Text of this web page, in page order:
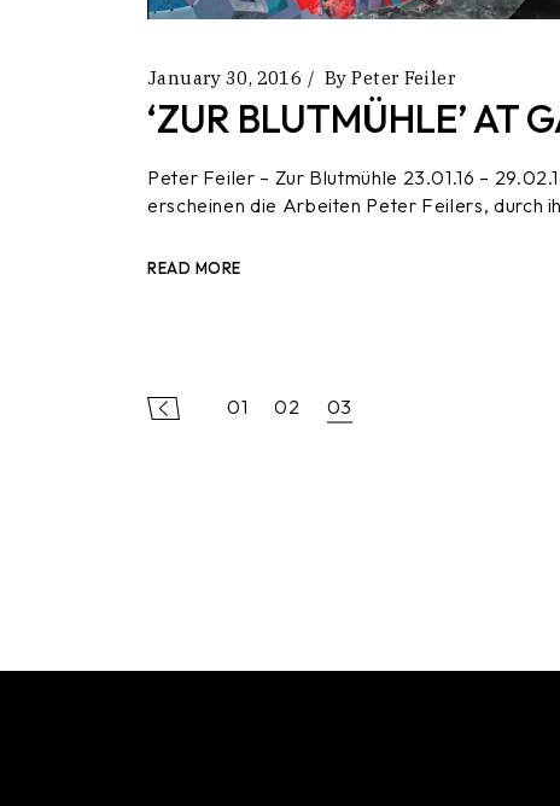
January 30, 2016 By Peter Feiler
‘ZUR BLUTMÜHLE’ AT
Peter Feiler – Zur Blutmühle 23.01.16 –
erscheinen die Arbeiten Peter Feilers, durch
READ MORE
POSTS
01 02 03